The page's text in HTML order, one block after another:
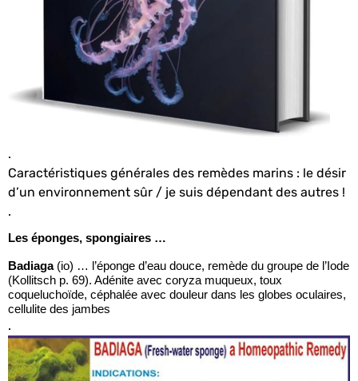
.
Caractéristiques générales des remèdes marins : le désir
d’un environnement sûr / je suis dépendant des autres !
.
Les éponges, spongiaires …
Badiaga(io) … l’éponge d’eau douce, remède du groupe de l’Iode
(Kollitsch p. 69). Adénite avec coryza muqueux, toux
coqueluchoïde, céphalée avec douleur dans les globes oculaires,
cellulite des jambes
.